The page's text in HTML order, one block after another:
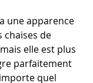
a une apparence
chaises de
elle est plus
parfaitement
quel